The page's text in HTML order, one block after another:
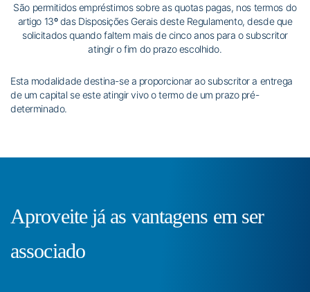
São permitidos empréstimos sobre as quotas pagas, nos termos do
artigo 13º das Disposições Gerais deste Regulamento, desde que
solicitados quando faltem mais de cinco anos para o subscritor
atingir o fim do prazo escolhido.
Esta modalidade destina-se a proporcionar ao subscritor a entrega
de um capital se este atingir vivo o termo de um prazo pré-
determinado.
Aproveite já as vantagens em ser
associado